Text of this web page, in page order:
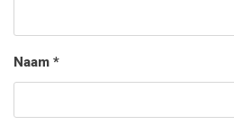
Naam *